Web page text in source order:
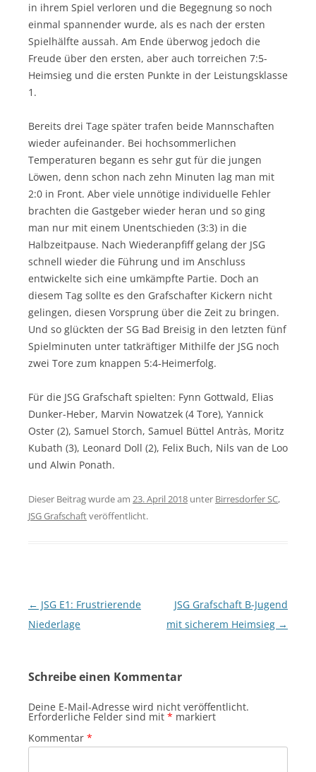
in ihrem Spiel verloren und die Begegnung so noch
einmal spannender wurde, als es nach der ersten
Spielhälfte aussah. Am Ende überwog jedoch die
Freude über den ersten, aber auch torreichen 7:5-
Heimsieg und die ersten Punkte in der Leistungsklasse
1.
Bereits drei Tage später trafen beide Mannschaften
wieder aufeinander. Bei hochsommerlichen
Temperaturen begann es sehr gut für die jungen
Löwen, denn schon nach zehn Minuten lag man mit
2:0 in Front. Aber viele unnötige individuelle Fehler
brachten die Gastgeber wieder heran und so ging
man nur mit einem Unentschieden (3:3) in die
Halbzeitpause. Nach Wiederanpfiff gelang der JSG
schnell wieder die Führung und im Anschluss
entwickelte sich eine umkämpfte Partie. Doch an
diesem Tag sollte es den Grafschafter Kickern nicht
gelingen, diesen Vorsprung über die Zeit zu bringen.
Und so glückten der SG Bad Breisig in den letzten fünf
Spielminuten unter tatkräftiger Mithilfe der JSG noch
zwei Tore zum knappen 5:4-Heimerfolg.
Für die JSG Grafschaft spielten: Fynn Gottwald, Elias
Dunker-Heber, Marvin Nowatzek (4 Tore), Yannick
Oster (2), Samuel Storch, Samuel Büttel Antràs, Moritz
Kubath (3), Leonard Doll (2), Felix Buch, Nils van de Loo
und Alwin Ponath.
Dieser Beitrag wurde am 23. April 2018 unter Birresdorfer SC,
JSG Grafschaftveröffentlicht.
Beitragsnavigation
← JSG E1: Frustrierende
Niederlage
JSG Grafschaft B-Jugend
mit sicherem Heimsieg →
Schreibe einen Kommentar
Deine E-Mail-Adresse wird nicht veröffentlicht.
Erforderliche Felder sind mit * markiert
Kommentar *